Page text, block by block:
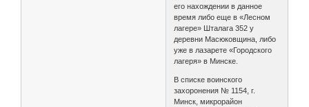
его нахождении в данное
время либо еще в «Лесном
лагере» Шталага 352 у
деревни Масюковщина, либо
уже в лазарете «Городского
лагеря» в Минске.
В списке воинского
захоронения № 1154, г.
Минск, микрорайон